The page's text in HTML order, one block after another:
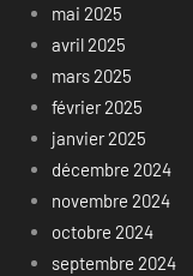
mai 2025
avril 2025
mars 2025
février 2025
janvier 2025
décembre 2024
novembre 2024
octobre 2024
septembre 2024